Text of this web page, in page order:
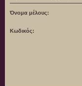
Όνομα μέλους:
Κωδικός: